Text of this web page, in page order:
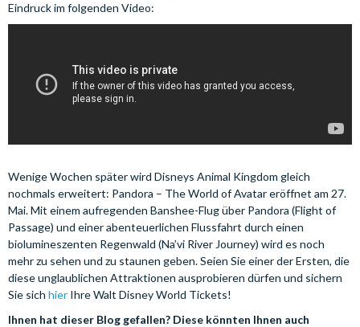
Eindruck im folgenden Video:
Wenige Wochen später wird Disneys Animal Kingdom gleich
nochmals erweitert: Pandora – The World of Avatar eröffnet am 27.
Mai. Mit einem aufregenden Banshee-Flug über Pandora (Flight of
Passage) und einer abenteuerlichen Flussfahrt durch einen
biolumineszenten Regenwald (Na’vi River Journey) wird es noch
mehr zu sehen und zu staunen geben. Seien Sie einer der Ersten, die
diese unglaublichen Attraktionen ausprobieren dürfen und sichern
Sie sich hier Ihre Walt Disney World Tickets!
Ihnen hat dieser Blog gefallen? Diese könnten Ihnen auch